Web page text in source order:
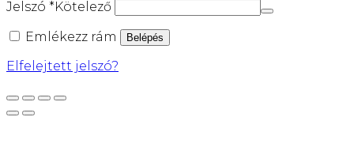
Jelszó *Kötelező
Emlékezz rám
Belépés
Elfelejtett jelszó?